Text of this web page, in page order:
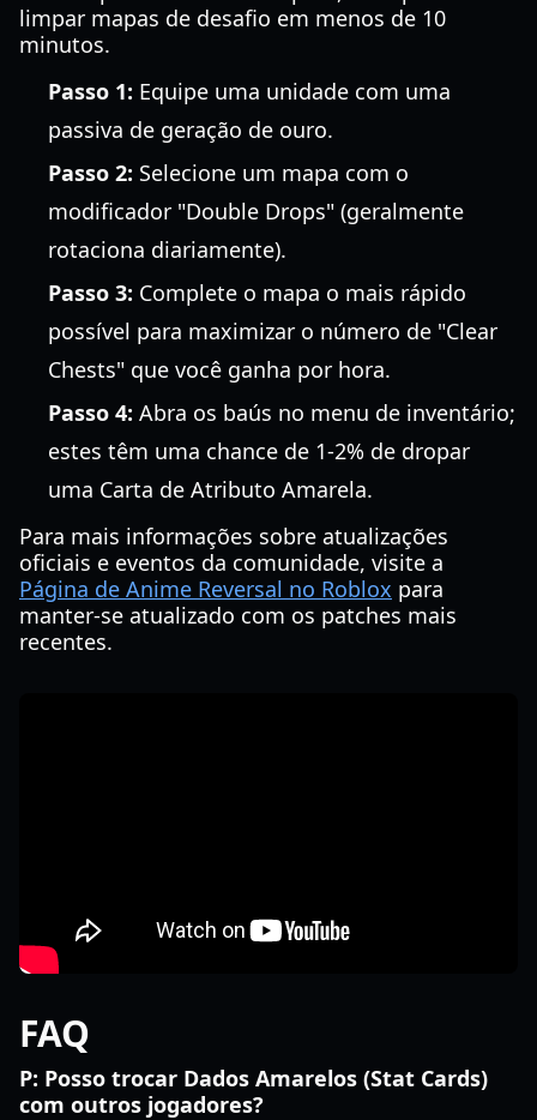
limpar mapas de desafio em menos de 10
minutos.
Passo 1: Equipe uma unidade com uma
passiva de geração de ouro.
Passo 2: Selecione um mapa com o
modificador "Double Drops" (geralmente
rotaciona diariamente).
Passo 3: Complete o mapa o mais rápido
possível para maximizar o número de "Clear
Chests" que você ganha por hora.
Passo 4: Abra os baús no menu de inventário;
estes têm uma chance de 1-2% de dropar
uma Carta de Atributo Amarela.
Para mais informações sobre atualizações
oficiais e eventos da comunidade, visite a
Página de Anime Reversal no Roblox para
manter-se atualizado com os patches mais
recentes.
FAQ
P: Posso trocar Dados Amarelos (Stat Cards)
com outros jogadores?